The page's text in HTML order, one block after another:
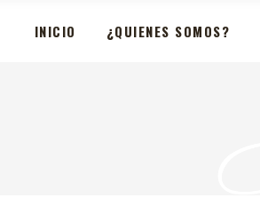
INICIO ¿QUIENES SOMOS?